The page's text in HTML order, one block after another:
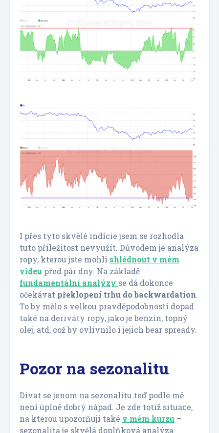
I přes tyto skvělé indície jsem se rozhodla
tuto příležitost nevyužít. Důvodem je analýza
ropy, kterou jste mohli shlédnout v mém
videu před pár dny. Na základě
fundamentální analýzy se dá dokonce
očekávat překlopení trhu do backwardation.
To by mělo s velkou pravděpodobností dopad
také na deriváty ropy, jako je benzín, topný
olej, atd, což by ovlivnilo i jejich bear spready.
Pozor na sezonalitu
Dívat se jenom na sezonalitu teď podle mě
není úplně dobrý nápad. Je zde totiž situace,
na kterou upozorňuji také v mém kurzu –
sezonalita je skvělá doplňková analýza.